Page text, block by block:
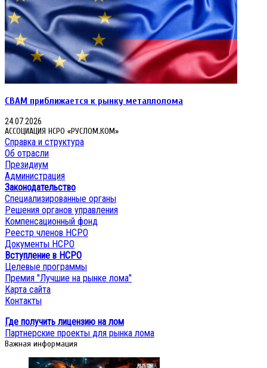
CBAM приближается к рынку металлолома
24.07.2026
АССОЦИАЦИЯ НСРО «РУСЛОМ.КОМ»
Справка и структура
Об отрасли
Президиум
Администрация
Законодательство
Специализированные органы
Решения органов управления
Компенсационный фонд
Реестр членов НСРО
Документы НСРО
Вступление в НСРО
Целевые программы
Премия "Лучшие на рынке лома"
Карта сайта
Контакты
Где получить лицензию на лом
Партнерские проекты для рынка лома
Важная информация